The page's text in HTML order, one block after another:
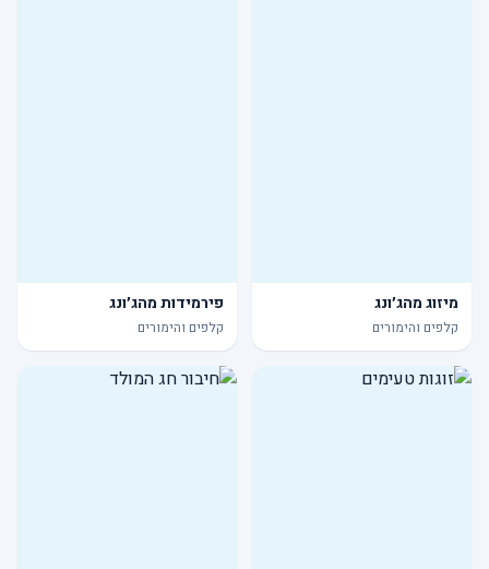
מיזוג מהג׳ונג
קלפים והימורים
פירמידות מהג׳ונג
קלפים והימורים